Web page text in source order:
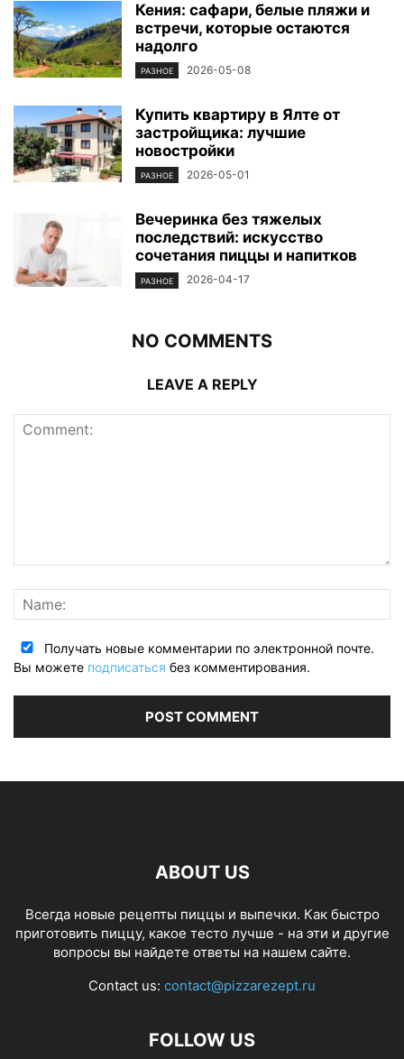
Кения: сафари, белые пляжи и
встречи, которые остаются
надолго
РАЗНОЕ 2026-05-08
Купить квартиру в Ялте от
застройщика: лучшие
новостройки
РАЗНОЕ 2026-05-01
Вечеринка без тяжелых
последствий: искусство
сочетания пиццы и напитков
РАЗНОЕ 2026-04-17
NO COMMENTS
LEAVE A REPLY
Получать новые комментарии по электронной почте.
Вы можете подписаться без комментирования.
ABOUT US
Всегда новые рецепты пиццы и выпечки. Как быстро
приготовить пиццу, какое тесто лучше - на эти и другие
вопросы вы найдете ответы на нашем сайте.
Contact us: contact@pizzarezept.ru
FOLLOW US